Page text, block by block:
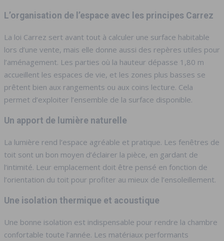
L’organisation de l’espace avec les principes Carrez
La loi Carrez sert avant tout à calculer une surface habitable
lors d’une vente, mais elle donne aussi des repères utiles pour
l’aménagement. Les parties où la hauteur dépasse 1,80 m
accueillent les espaces de vie, et les zones plus basses se
prêtent bien aux rangements ou aux coins lecture. Cela
permet d’exploiter l’ensemble de la surface disponible.
Un apport de lumière naturelle
La lumière rend l’espace agréable et pratique. Les fenêtres de
toit sont un bon moyen d’éclairer la pièce, en gardant de
l’intimité. Leur emplacement doit être pensé en fonction de
l’orientation du toit pour profiter au mieux de l’ensoleillement.
Une isolation thermique et acoustique
Une bonne isolation est indispensable pour rendre la chambre
confortable toute l’année. Les matériaux performants